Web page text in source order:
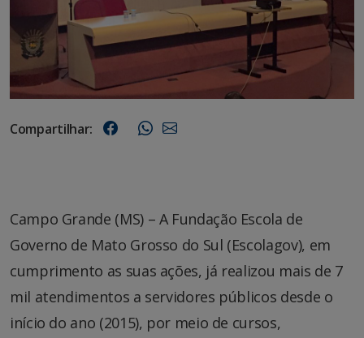
Compartilhar:
Campo Grande (MS) – A Fundação Escola de
Governo de Mato Grosso do Sul (Escolagov), em
cumprimento as suas ações, já realizou mais de 7
mil atendimentos a servidores públicos desde o
início do ano (2015), por meio de cursos,